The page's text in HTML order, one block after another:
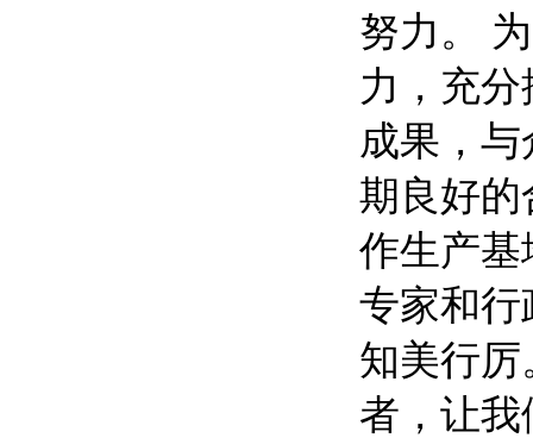
努力。
力，充
成果，
期良好的
作生产基
专家和行
知美行
者，让